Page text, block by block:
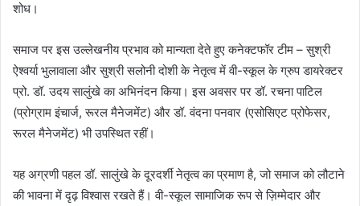
शोध।
समाज पर इस उल्लेखनीय प्रभाव को मान्यता देते हुए कनेक्टफॉर टीम – सुश्री
ऐश्वर्या भुलावाला और सुश्री सलोनी दोशी के नेतृत्व में वी-स्कूल के ग्रुप डायरेक्टर
प्रो. डॉ. उदय सालुंखे का अभिनंदन किया। इस अवसर पर डॉ. रचना पाटिल
(प्रोग्राम इंचार्ज, रूरल मैनेजमेंट) और डॉ. वंदना पनवार (एसोसिएट प्रोफेसर,
रूरल मैनेजमेंट) भी उपस्थित रहीं।
यह अग्रणी पहल डॉ. सालुंखे के दूरदर्शी नेतृत्व का प्रमाण है, जो समाज को लौटाने
की भावना में दृढ़ विश्वास रखते हैं। वी-स्कूल सामाजिक रूप से ज़िम्मेदार और